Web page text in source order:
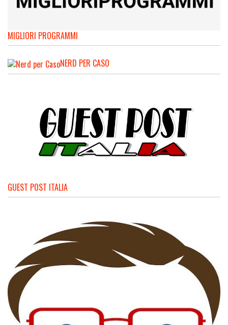
MIGLIORI PROGRAMMI
NERD PER CASO
GUEST POST ITALIA